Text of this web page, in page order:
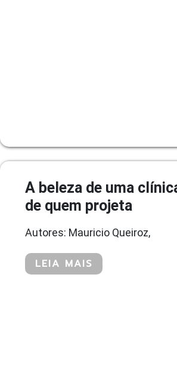
A beleza de uma
de quem projeta
Autores: Mauricio Queiroz,
LEIA MAIS